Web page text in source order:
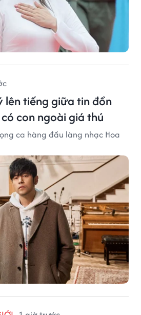
lên tiếng giữa tin đồn
con ngoài giá thú
ca hàng đầu làng nhạc Hoa